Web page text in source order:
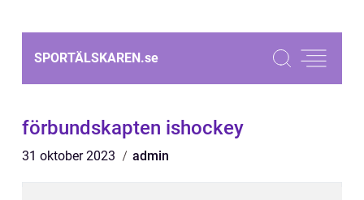
SPORTÄLSKAREN.se
förbundskapten ishockey
31 oktober 2023 admin